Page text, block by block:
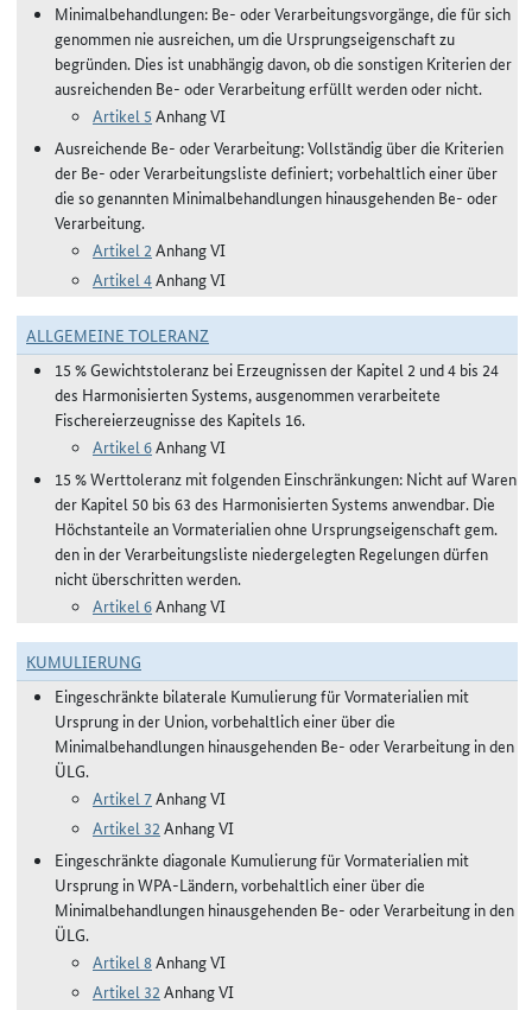
Minimalbehandlungen: Be- oder Verarbeitungsvorgänge, die für sich
genommen nie ausreichen, um die Ursprungseigenschaft zu
begründen. Dies ist unabhängig davon, ob die sonstigen Kriterien der
ausreichenden Be- oder Verarbeitung erfüllt werden oder nicht.
Artikel 5 Anhang VI
Ausreichende Be- oder Verarbeitung: Vollständig über die Kriterien
der Be- oder Verarbeitungsliste definiert; vorbehaltlich einer über
die so genannten Minimalbehandlungen hinausgehenden Be- oder
Verarbeitung.
Artikel 2 Anhang VI
Artikel 4Anhang VI
ALLGEMEINE TOLERANZ
15 % Gewichtstoleranz bei Erzeugnissen der Kapitel 2 und 4 bis 24
des Harmonisierten Systems, ausgenommen verarbeitete
Fischereierzeugnisse des Kapitels 16.
Artikel 6Anhang VI
15 % Werttoleranz mit folgenden Einschränkungen: Nicht auf Waren
der Kapitel 50 bis 63 des Harmonisierten Systems anwendbar. Die
Höchstanteile an Vormaterialien ohne Ursprungseigenschaft gem.
den in der Verarbeitungsliste niedergelegten Regelungen dürfen
nicht überschritten werden.
Artikel 6Anhang VI
KUMULIERUNG
Eingeschränkte bilaterale Kumulierung für Vormaterialien mit
Ursprung in der Union, vorbehaltlich einer über die
Minimalbehandlungen hinausgehenden Be- oder Verarbeitung in den
ÜLG.
Artikel 7Anhang VI
Artikel 32 Anhang VI
Eingeschränkte diagonale Kumulierung für Vormaterialien mit
Ursprung in WPA-Ländern, vorbehaltlich einer über die
Minimalbehandlungen hinausgehenden Be- oder Verarbeitung in den
ÜLG.
Artikel 8Anhang VI
Artikel 32 Anhang VI